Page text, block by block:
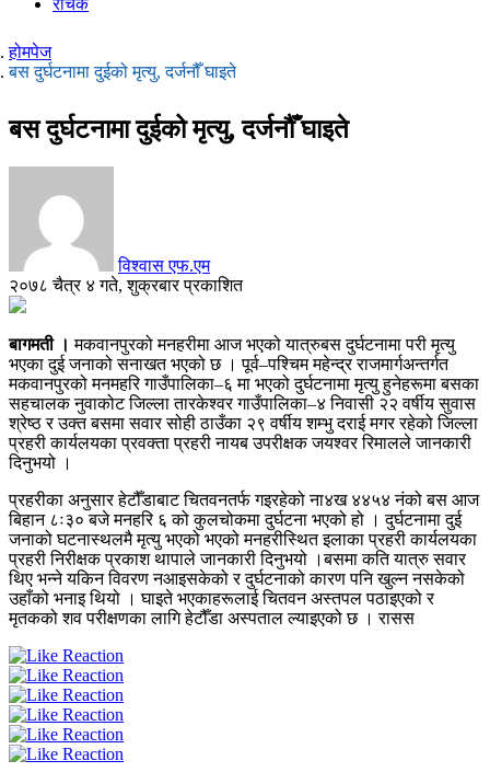
रोचक
होमपेज
बस दुर्घटनामा दुईको मृत्यु, दर्जनौँ घाइते
बस दुर्घटनामा दुईको मृत्यु, दर्जनौँ घाइते
विश्वास एफ.एम
२०७८ चैत्र ४ गते, शुक्रबार प्रकाशित
बागमती । मकवानपुरको मनहरीमा आज भएको यात्रुबस दुर्घटनामा परी मृत्यु
भएका दुई जनाको सनाखत भएको छ । पूर्व–पश्चिम महेन्द्र राजमार्गअन्तर्गत
मकवानपुरको मनमहरि गाउँपालिका–६ मा भएको दुर्घटनामा मृत्यु हुनेहरूमा बसका
सहचालक नुवाकोट जिल्ला तारकेश्वर गाउँपालिका–४ निवासी २२ वर्षीय सुवास
श्रेष्ठ र उक्त बसमा सवार सोही ठाउँका २९ वर्षीय शम्भु दराई मगर रहेको जिल्ला
प्रहरी कार्यलयका प्रवक्ता प्रहरी नायब उपरीक्षक जयश्वर रिमालले जानकारी
दिनुभयो ।
प्रहरीका अनुसार हेटौँडाबाट चितवनतर्फ गइरहेको ना४ख ४४५४ नंको बस आज
बिहान ८ः३० बजे मनहरि ६ को कुलचोकमा दुर्घटना भएको हो । दुर्घटनामा दुई
जनाको घटनास्थलमै मृत्यु भएको भएको मनहरीस्थित इलाका प्रहरी कार्यलयका
प्रहरी निरीक्षक प्रकाश थापाले जानकारी दिनुभयो ।बसमा कति यात्रु सवार
थिए भन्ने यकिन विवरण नआइसकेको र दुर्घटनाको कारण पनि खुल्न नसकेको
उहाँको भनाइ थियो । घाइते भएकाहरूलाई चितवन अस्तपल पठाइएको र
मृतकको शव परीक्षणका लागि हेटौँडा अस्पताल ल्याइएको छ । रासस